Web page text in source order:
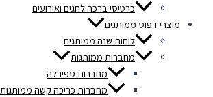
כרטיסי ברכה לחגים ואירועים
מוצרי דפוס ממותגים
לוחות שנה ממותגים
מחברות ממותגות
מחברות ספירלה
מחברות כריכה קשה ממותגות